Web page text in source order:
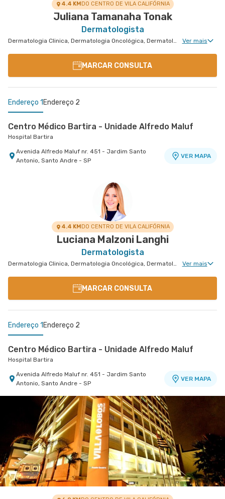
4.4 KMDO CENTRO DE VILA CALIFÓRNIA
Juliana Tamanaha Tonak
Dermatologista
Dermatologia Clinica, Dermatologia Oncológica, Dermatologia Pediátrica, Dermatologia Tricologia, Dermatologia de Tratamento de Psoríase, Dermatologia Tratamento de Dermatite Atópica, Dermatologiatratamento de Urticária Crônica, Dermatologia de Tratamento de Hidradenite Ver mais
MARCAR CONSULTA
Endereço 1 Endereço 2
Centro Médico Bartira - Unidade Alfredo Maluf
Hospital Bartira
Avenida Alfredo Maluf nr. 451 - Jardim Santo
Antonio, Santo Andre - SP
VER MAPA
Hospital e Maternidade Ribeirão Pires
Rua Major Cardim nr. 461 - Suissa, Ribeirao Pires
4.4 KMDO CENTRO DE VILA CALIFÓRNIA
Luciana Malzoni Langhi
Dermatologista
Dermatologia Clinica, Dermatologia Oncológica, Dermatologia Pediátrica, Dermatologia de Tratamento de Psoríase, Dermatologia Tratamento de Dermatite Atópica, Dermatologiatratamento de Urticária Crônica, Dermatologia de Tratamento de Hidradenite Ver mais
MARCAR CONSULTA
Endereço 1 Endereço 2
Centro Médico Bartira - Unidade Alfredo Maluf
Hospital Bartira
Avenida Alfredo Maluf nr. 451 - Jardim Santo
Antonio, Santo Andre - SP
VER MAPA
Centro Medico Domo Ifor - Unidade Domo
Hospital Ifor
Rua Jose Versolato nr. 101 Centro Médico Domo -
Bloco A - Centro, Sao Bernardo do Campo - SP